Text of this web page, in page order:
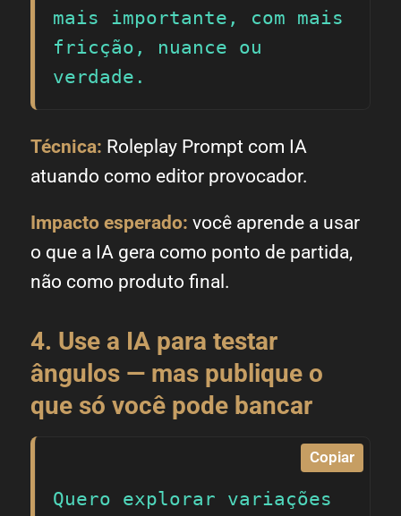
mais importante, com mais
fricção, nuance ou
verdade.
Técnica: Roleplay Prompt com IA
atuando como editor provocador.
Impacto esperado: você aprende a usar
o que a IA gera como ponto de partida,
não como produto final.
4. Use a IA para testar
ângulos — mas publique o
que só você pode bancar
Copiar
Quero explorar variações